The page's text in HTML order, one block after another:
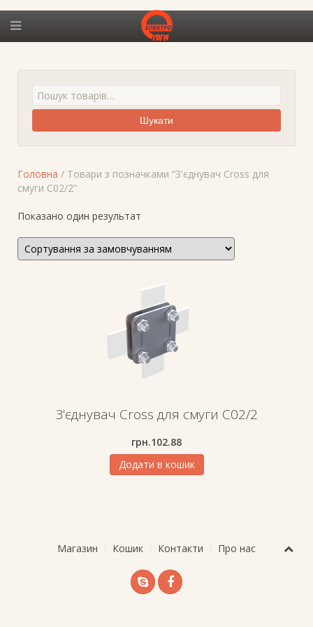
Шукати
Головна / Товари з позначками “З'єднувач Cross для
смуги C02/2”
Показано один результат
З’єднувач Cross для смуги C02/2
грн.102.88
Додати в кошик
Магазин Кошик Контакти Про нас